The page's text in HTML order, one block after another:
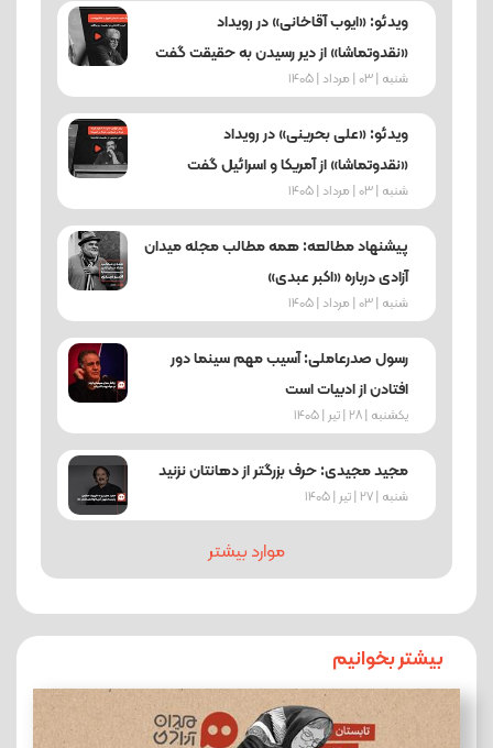
ویدئو: «ایوب آقاخانی» در رویداد
«نقدوتماشا» از دیر رسیدن به حقیقت گفت
شنبه | 03 | مرداد | 1405
ویدئو: «علی بحرینی» در رویداد
«نقدوتماشا» از آمریکا و اسرائیل گفت
شنبه | 03 | مرداد | 1405
پیشنهاد مطالعه: همه مطالب مجله میدان
آزادی درباره «اکبر عبدی»
شنبه | 03 | مرداد | 1405
رسول صدرعاملی: آسیب‌ مهم سینما دور
افتادن از ادبیات است
یکشنبه | 28 | تیر | 1405
مجید مجیدی: حرف بزرگتر از دهانتان نزنید
شنبه | 27 | تیر | 1405
موارد بیشتر
بیشتر بخوانیم